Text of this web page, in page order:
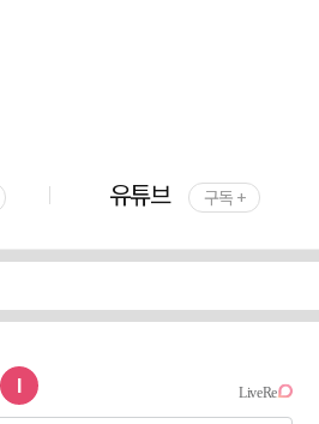
유튜브 구독 +